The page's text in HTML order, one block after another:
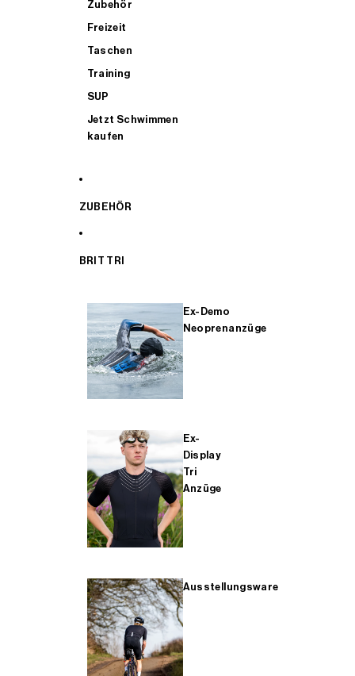
Zubehör
Freizeit
Taschen
Training
SUP
Jetzt Schwimmen
kaufen
ZUBEHÖR
BRIT TRI
Ex-Demo
Neoprenanzüge
Ex-
Display
Tri
Anzüge
Ausstellungsware